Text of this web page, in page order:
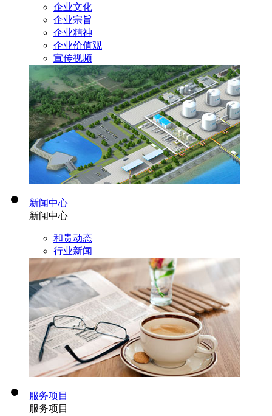
企业文化
企业宗旨
企业精神
企业价值观
宣传视频
新闻中心
新闻中心
和贵动态
行业新闻
服务项目
服务项目